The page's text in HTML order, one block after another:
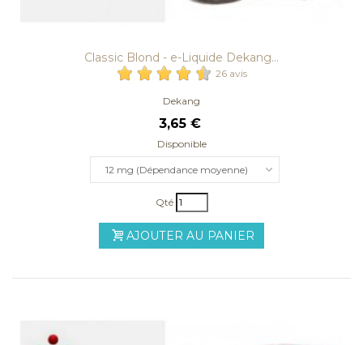
Classic Blond - e-Liquide Dekang...
26 avis
Dekang
3,65 €
Disponible
12 mg (Dépendance moyenne)
Qté
AJOUTER AU PANIER